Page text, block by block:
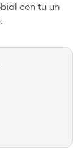
con tu un